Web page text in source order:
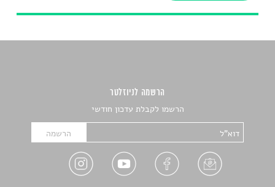
הרשמה לניוזלטר
הרשמו לקבלת עדכון חודשי